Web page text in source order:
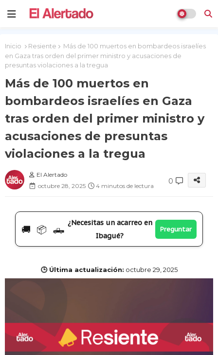
Inicio Resiente
Más de 100 muertos en bombardeos israelíes
en Gaza tras orden del primer ministro y acusaciones de
presuntas violaciones a la tregua
Más de 100 muertos en
bombardeos israelíes en Gaza
tras orden del primer ministro y
acusaciones de presuntas
violaciones a la tregua
El Alertado
octubre 28, 2025
4 minutos de lectura
0
🚚 📦 🛻
¿Necesitas un acarreo en
Ibagué?
Preguntar
🕒 Última actualización: octubre 29, 2025